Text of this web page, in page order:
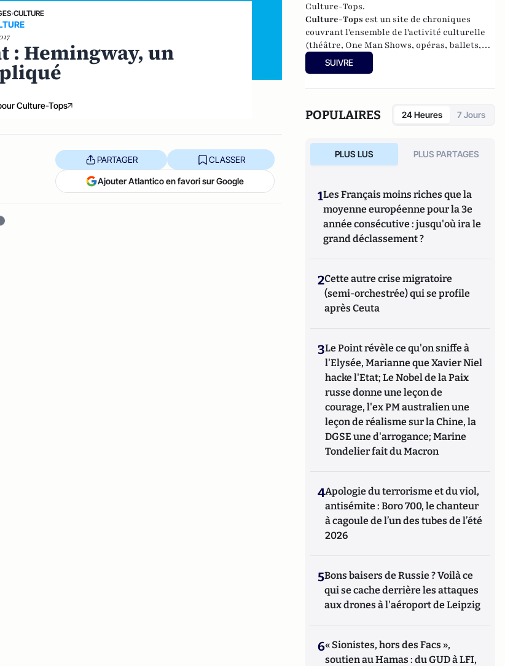
›CULTURE
: Hemingway, un
Culture-Tops
PARTAGER CLASSER
Ajouter Atlantico en favori sur Google
Culture-Tops.
Culture-Tops est un site de chroniques
couvrant l'ensemble de l'activité culturelle
(théâtre, One Man Shows, opéras, ballets,
spectacles divers, cinéma, expos, livres,
etc.). Culture-Tops a été créé en novembre
Paugam, 23 ans, en Master d'école de
commerce, et grand amateur de One Man
SUIVRE
POPULAIRES 24 Heures 7 Jours
PLUS LUS PLUS PARTAGES
1Les Français moins riches que la
moyenne européenne pour la 3e
année consécutive : jusqu'où ira le
grand déclassement ?
2Cette autre crise migratoire
(semi-orchestrée) qui se profile
après Ceuta
3Le Point révèle ce qu'on sniffe à
l'Elysée, Marianne que Xavier Niel
hacke l'Etat; Le Nobel de la Paix
russe donne une leçon de
courage, l'ex PM australien une
leçon de réalisme sur la Chine, la
DGSE une d'arrogance; Marine
Tondelier fait du Macron
4Apologie du terrorisme et du viol,
antisémite : Boro 700, le chanteur
à cagoule de l’un des tubes de l’été
2026
5Bons baisers de Russie ? Voilà ce
qui se cache derrière les attaques
aux drones à l'aéroport de Leipzig
6« Sionistes, hors des Facs »,
soutien au Hamas : du GUD à LFI,